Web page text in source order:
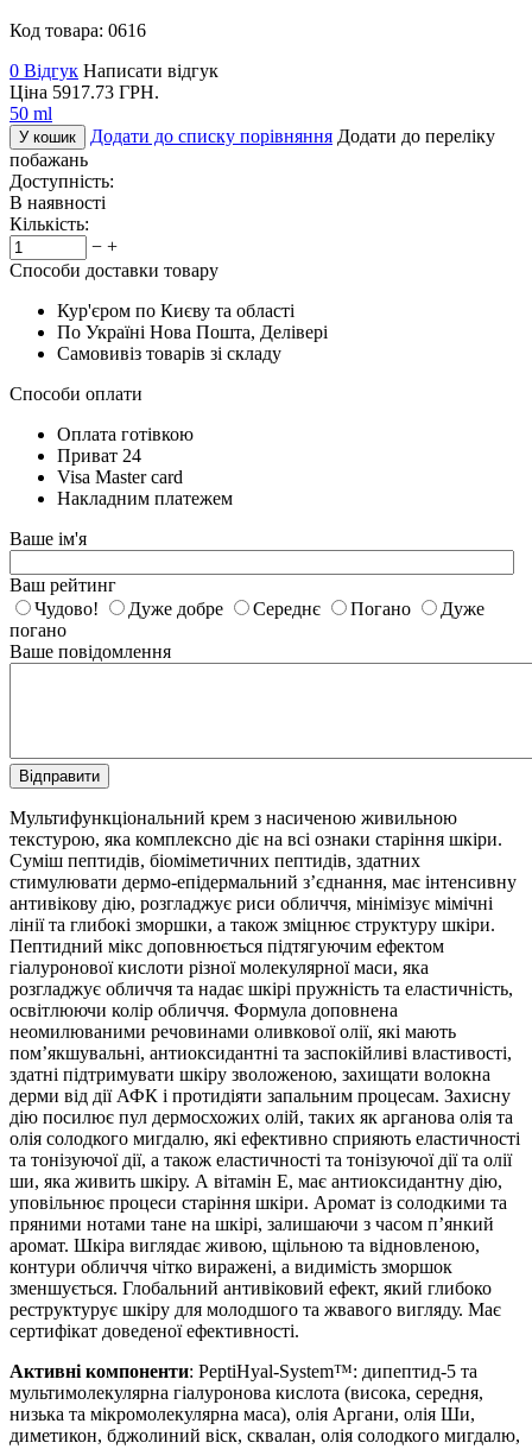
Код товара: 0616
0 Відгук Написати відгук
Ціна 5917.73 ГРН.
50 ml
У кошик Додати до списку порівняння Додати до переліку
побажань
Доступність:
В наявності
Кількість:
− +
Способи доставки товару
Кур'єром по Києву та області
По Україні Нова Пошта, Делівері
Самовивіз товарів зі складу
Способи оплати
Оплата готівкою
Приват 24
Visa Master card
Накладним платежем
Ваше ім'я
Ваш рейтинг
Чудово!
Дуже добре Середнє Погано
Дуже
погано
Ваше повідомлення
Відправити
Мультифункціональний крем з насиченою живильною
текстурою, яка комплексно діє на всі ознаки старіння шкіри.
Суміш пептидів, біоміметичних пептидів, здатних
стимулювати дермо-епідермальний з’єднання, має інтенсивну
антивікову дію, розгладжує риси обличчя, мінімізує мімічні
лінії та глибокі зморшки, а також зміцнює структуру шкіри.
Пептидний мікс доповнюється підтягуючим ефектом
гіалуронової кислоти різної молекулярної маси, яка
розгладжує обличчя та надає шкірі пружність та еластичність,
освітлюючи колір обличчя. Формула доповнена
неомилюваними речовинами оливкової олії, які мають
пом’якшувальні, антиоксидантні та заспокійливі властивості,
здатні підтримувати шкіру зволоженою, захищати волокна
дерми від дії АФК і протидіяти запальним процесам. Захисну
дію посилює пул дермосхожих олій, таких як арганова олія та
олія солодкого мигдалю, які ефективно сприяють еластичності
та тонізуючої дії, а також еластичності та тонізуючої дії та олії
ши, яка живить шкіру. А вітамін Е, має антиоксидантну дію,
уповільнює процеси старіння шкіри. Аромат із солодкими та
пряними нотами тане на шкірі, залишаючи з часом п’янкий
аромат. Шкіра виглядає живою, щільною та відновленою,
контури обличчя чітко виражені, а видимість зморшок
зменшується. Глобальний антивіковий ефект, який глибоко
реструктурує шкіру для молодшого та жвавого вигляду. Має
сертифікат доведеної ефективності.
Активні компоненти: PeptiHyal-System™: дипептид-5 та
мультимолекулярна гіалуронова кислота (висока, середня,
низька та мікромолекулярна маса), олія Аргани, олія Ши,
диметикон, бджолиний віск, сквалан, олія солодкого мигдалю,